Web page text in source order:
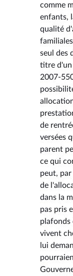
comme
enfants,
qualité
seul des
titre d'un
2007-
de
versées
parent
ce qui
peut,
de
dans la
pas pris
plafonds
vivent
lui